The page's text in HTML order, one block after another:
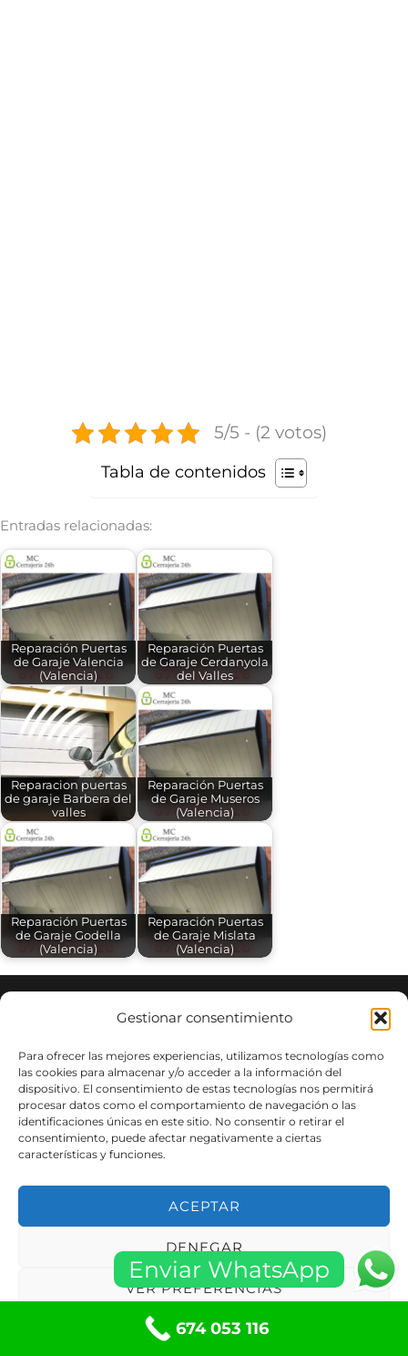
Gestionar consentimiento
Para ofrecer las mejores experiencias, utilizamos tecnologías como
las cookies para almacenar y/o acceder a la información del
dispositivo. El consentimiento de estas tecnologías nos permitirá
procesar datos como el comportamiento de navegación o las
identificaciones únicas en este sitio. No consentir o retirar el
consentimiento, puede afectar negativamente a ciertas
características y funciones.
ACEPTAR
DENEGAR
VER PREFERENCIAS
Política de cookiesPolíticas de privacidad
5/5 - (2 votos)
Tabla de contenidos
Entradas relacionadas:
Reparación Puertas
de Garaje Valencia
(Valencia)
Reparación Puertas
de Garaje Cerdanyola
del Valles
Reparacion puertas
de garaje Barbera del
valles
Reparación Puertas
de Garaje Museros
(Valencia)
Reparación Puertas
de Garaje Godella
(Valencia)
Reparación Puertas
de Garaje Mislata
(Valencia)
Informaciones
Aviso Legal
Políticas de privacidad
Política de Cookies
Términos y condiciones
Condiciones de Compra
Política de cookies (UE)
Contacte con Nosotros
Carrer Montserrat 9 Local
08960 Sant Just Desvern, Barcelona
info@mccerrajeria24h.com
Enviar WhatsApp
674 053 116